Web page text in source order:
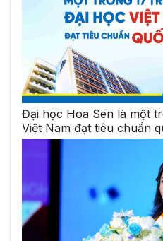
Đại học Hoa Sen là một
Việt Nam đạt tiêu chuẩn